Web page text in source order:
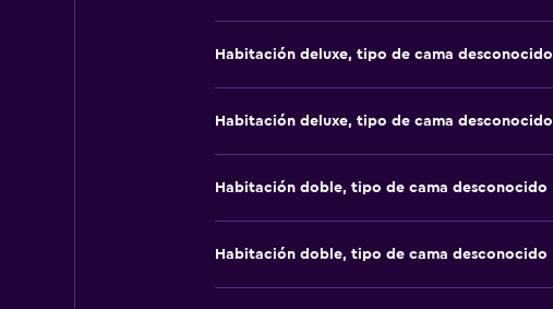
Habitación deluxe, tipo de cama desconocido
Habitación deluxe, tipo de cama desconocido
Habitación doble, tipo de cama desconocido
Habitación doble, tipo de cama desconocido